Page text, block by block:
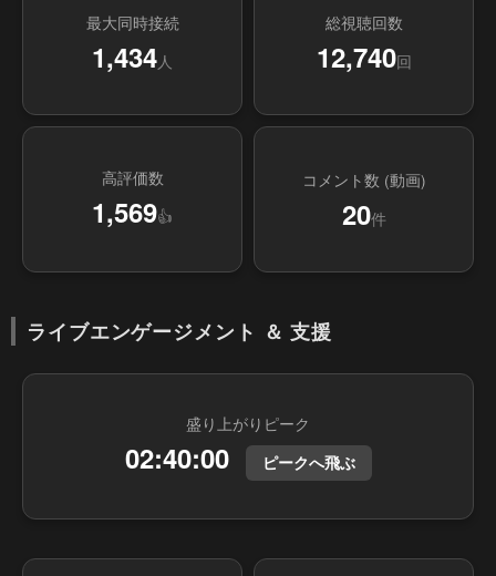
最大同時接続
1,434人
総視聴回数
12,740回
高評価数
1,569👍
コメント数 (動画)
20件
ライブエンゲージメント ＆ 支援
盛り上がりピーク
02:40:00 ピークへ飛ぶ